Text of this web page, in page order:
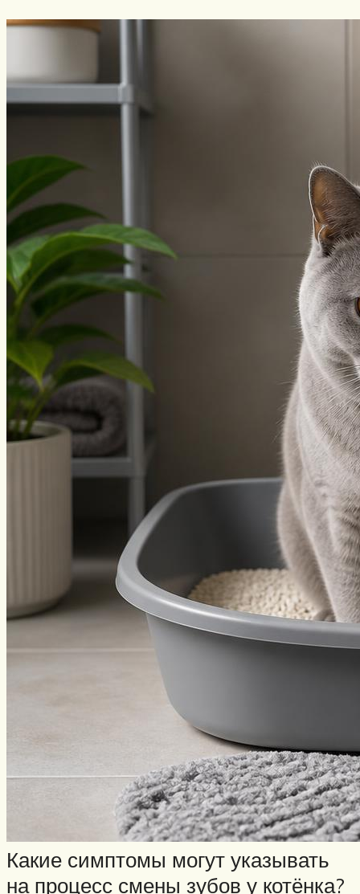
Какие симптомы могут указывать
на процесс смены зубов у котёнка?